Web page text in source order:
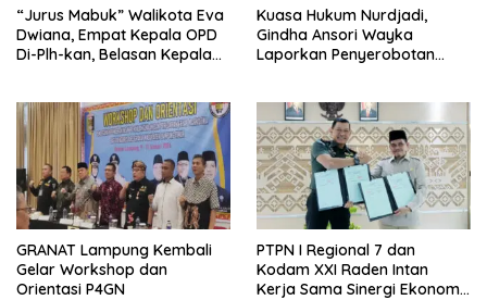
“Jurus Mabuk” Walikota Eva
Dwiana, Empat Kepala OPD
Di-Plh-kan, Belasan Kepala
Kuasa Hukum Nurdjadi,
Gindha Ansori Wayka
Laporkan Penyerobotan
GRANAT Lampung Kembali
Gelar Workshop dan
Orientasi P4GN
PTPN I Regional 7 dan
Kodam XXI Raden Intan
Kerja Sama Sinergi Ekonomi